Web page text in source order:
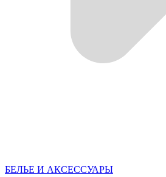
БЕЛЬЕ И АКСЕССУАРЫ